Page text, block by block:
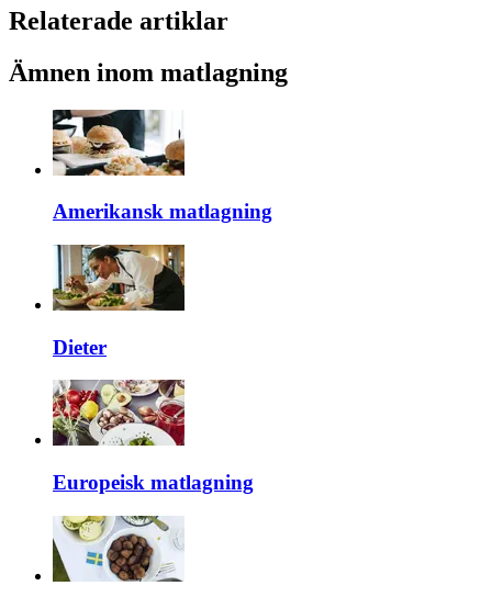
Relaterade artiklar
Ämnen inom matlagning
Amerikansk matlagning
Dieter
Europeisk matlagning